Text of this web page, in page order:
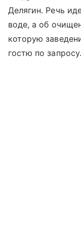
Делягин. Речь
воде, а об
которую
гостю по запросу.